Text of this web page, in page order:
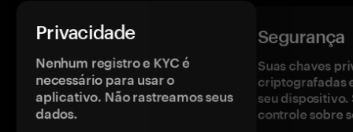
Privacidade
Nenhum registro e KYC é
necessário para usar o
aplicativo. Não rastreamos seus
dados.
Segurança
Suas chaves
criptografadas
seu dispositivo.
controle sobre